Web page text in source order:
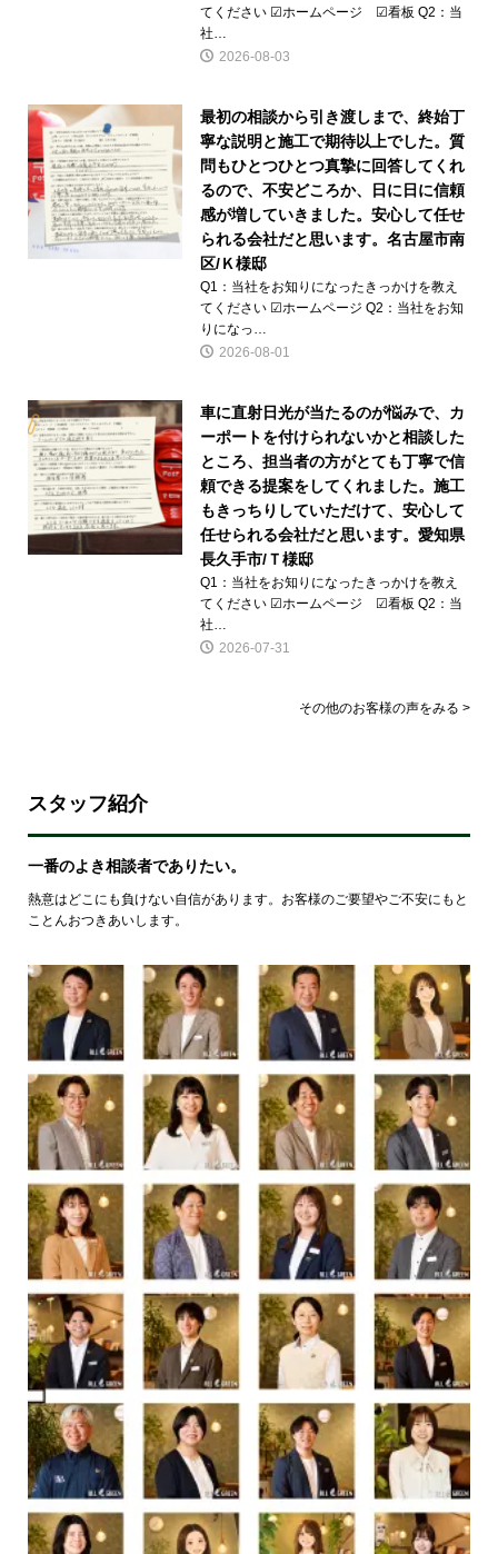
てください ☑ホームページ ☑看板 Q2：当
社…
2026-08-03
最初の相談から引き渡しまで、終始丁
寧な説明と施工で期待以上でした。質
問もひとつひとつ真摯に回答してくれ
るので、不安どころか、日に日に信頼
感が増していきました。安心して任せ
られる会社だと思います。名古屋市南
区/Ｋ様邸
Q1：当社をお知りになったきっかけを教え
てください ☑ホームページ Q2：当社をお知
りになっ…
2026-08-01
車に直射日光が当たるのが悩みで、カ
ーポートを付けられないかと相談した
ところ、担当者の方がとても丁寧で信
頼できる提案をしてくれました。施工
もきっちりしていただけて、安心して
任せられる会社だと思います。愛知県
長久手市/Ｔ様邸
Q1：当社をお知りになったきっかけを教え
てください ☑ホームページ ☑看板 Q2：当
社…
2026-07-31
その他のお客様の声をみる >
スタッフ紹介
一番のよき相談者でありたい。
熱意はどこにも負けない自信があります。お客様のご要望やご不安にもと
ことんおつきあいします。